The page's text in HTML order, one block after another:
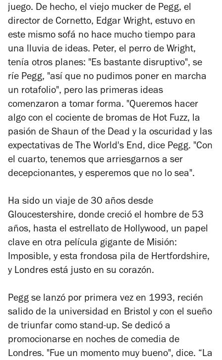
juego. De hecho, el viejo mucker de Pegg, el
director de Cornetto, Edgar Wright, estuvo en
este mismo sofá no hace mucho tiempo para
una lluvia de ideas. Peter, el perro de Wright,
tenía otros planes: "Es bastante disruptivo", se
ríe Pegg, "así que no pudimos poner en marcha
un rotafolio", pero las primeras ideas
comenzaron a tomar forma. "Queremos hacer
algo con el cociente de bromas de Hot Fuzz, la
pasión de Shaun of the Dead y la oscuridad y las
expectativas de The World's End, dice Pegg. "Con
el cuarto, tenemos que arriesgarnos a ser
decepcionantes, y esperemos que no lo sea".
Ha sido un viaje de 30 años desde
Gloucestershire, donde creció el hombre de 53
años, hasta el estrellato de Hollywood, un papel
clave en otra película gigante de Misión:
Imposible, y esta frondosa pila de Hertfordshire,
y Londres está justo en su corazón.
Pegg se lanzó por primera vez en 1993, recién
salido de la universidad en Bristol y con el sueño
de triunfar como stand-up. Se dedicó a
promocionarse en noches de comedia de
Londres. "Fue un momento muy bueno", dice. “La